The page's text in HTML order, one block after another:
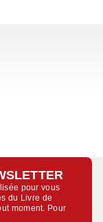
pour vous
du Livre de
moment. Pour